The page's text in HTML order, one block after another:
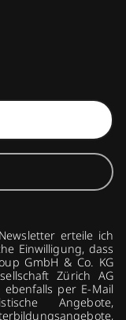
erteile ich
Einwilligung, dass
GmbH & Co. KG
Zürich AG
per E-Mail
Angebote,